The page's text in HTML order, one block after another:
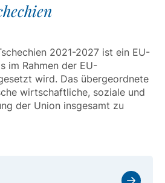
2021-2027 ist ein EU-
im Rahmen der EU-
wird. Das übergeordnete
wirtschaftliche, soziale und
der Union insgesamt zu